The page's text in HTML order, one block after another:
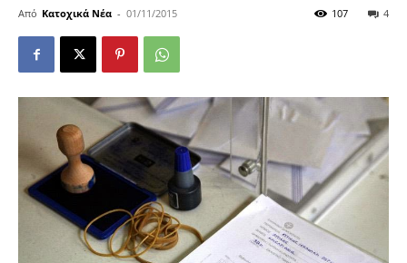
Από Κατοχικά Νέα - 01/11/2015 4
107